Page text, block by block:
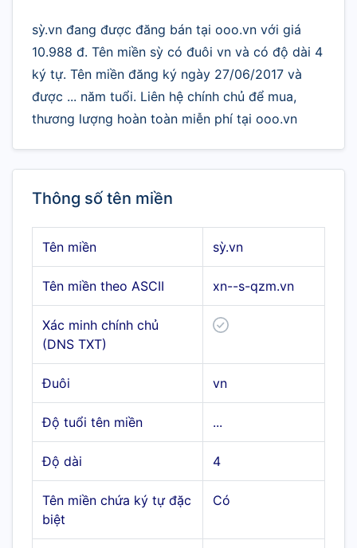
sỳ.vn đang được đăng bán tại ooo.vn với giá
10.988 đ. Tên miền sỳ có đuôi vn và có độ dài 4
ký tự. Tên miền đăng ký ngày 27/06/2017 và
được ... năm tuổi. Liên hệ chính chủ để mua,
thương lượng hoàn toàn miễn phí tại ooo.vn
Thông số tên miền
Tên miền sỳ.vn
Tên miền theo ASCII xn--s-qzm.vn
Xác minh chính chủ
(DNS TXT)
Đuôi vn
Độ tuổi tên miền ...
Độ dài 4
Tên miền chứa ký tự đặc
biệt
Có